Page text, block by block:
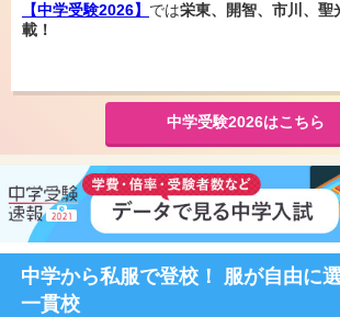
【中学受験2026】 では栄東、開智、市川、聖
載！
中学受験2026はこちら
中学から私服で登校！ 服が自由に
一貫校